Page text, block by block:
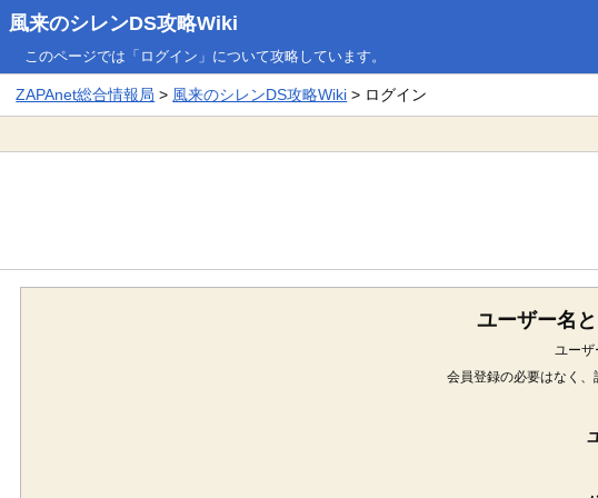
風来のシレンDS攻略Wiki
このページでは「ログイン」について攻略しています。
ZAPAnet総合情報局 > 風来のシレンDS攻略Wiki > ログイン
ユーザー名
ユー
会員登録の必要はなく、